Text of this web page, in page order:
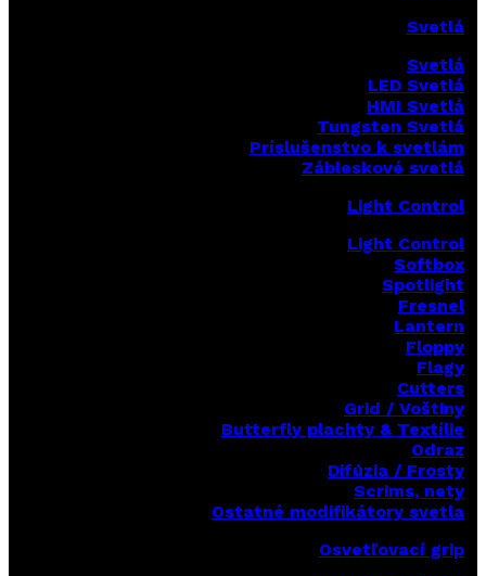
Svetlá
Svetlá
LED Svetlá
HMI Svetlá
Tungsten Svetlá
Príslušenstvo k svetlám
Zábleskové svetlá
Light Control
Light Control
Softbox
Spotlight
Fresnel
Lantern
Floppy
Flagy
Cutters
Grid / Voštiny
Butterfly plachty & Textílie
Odraz
Difúzia / Frosty
Scrims, nety
Ostatné modifikátory svetla
Osvetľovací grip